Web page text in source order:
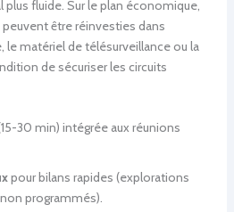
fluide. Sur le plan économique,
être réinvesties dans
le matériel de télésurveillance ou la
de sécuriser les circuits
30 min) intégrée aux réunions
pour bilans rapides (explorations
programmés).